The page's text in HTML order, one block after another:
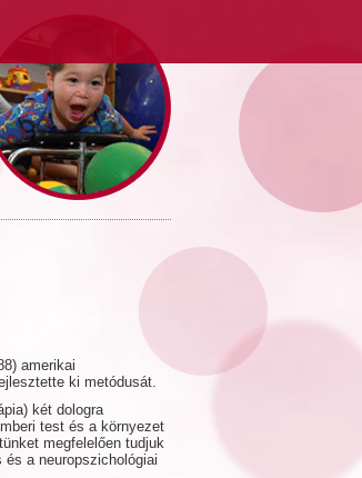
amerikai
ki metódusát.
két dologra
test és a környezet
megfelelően tudjuk
a neuropszichológiai